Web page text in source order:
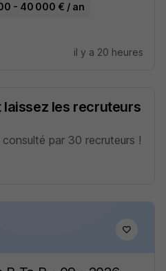
- 40 000 € / an
il y a 20 heures
laissez les recruteurs
par 30 recruteurs !